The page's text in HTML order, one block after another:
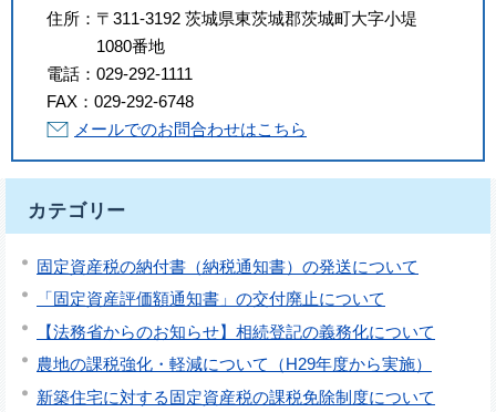
住所： 〒311-3192 茨城県東茨城郡茨城町大字小堤
1080番地
電話： 029-292-1111
FAX： 029-292-6748
メールでのお問合わせはこちら
カテゴリー
固定資産税の納付書（納税通知書）の発送について
「固定資産評価額通知書」の交付廃止について
【法務省からのお知らせ】相続登記の義務化について
農地の課税強化・軽減について（H29年度から実施）
新築住宅に対する固定資産税の課税免除制度について